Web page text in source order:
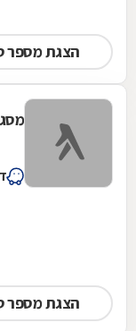
הצגת מספר
הצגת מספר